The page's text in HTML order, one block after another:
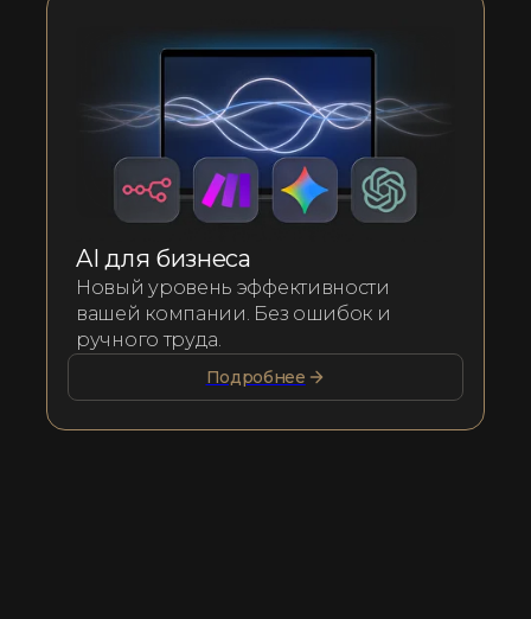
AI для бизнеса
Новый уровень эффективности
вашей компании. Без ошибок и
ручного труда.
Подробнее